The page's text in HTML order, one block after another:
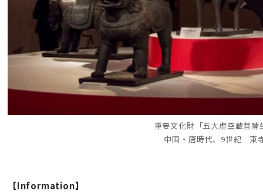
重要文化財「五大虚空蔵菩薩
中国・唐時代、9世紀 東
【Information】